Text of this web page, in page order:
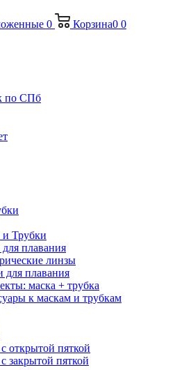
0 Корзина0 0
по СПб
Трубки
плавания
линзы
для плавания
маска + трубка
к маскам и трубкам
открытой пяткой
закрытой пяткой